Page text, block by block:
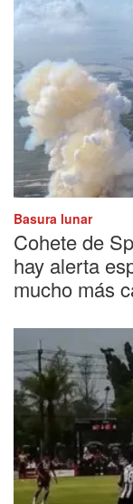
Basura lunar
Cohete de
hay alerta
mucho más